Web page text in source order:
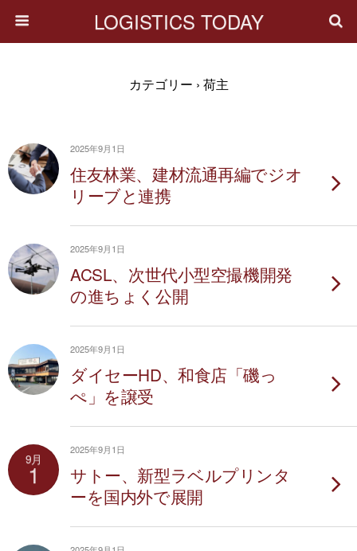
LOGISTICS TODAY
カテゴリー › 荷主
2025年9月1日
住友林業、建材流通再編でジオ
リーブと連携
2025年9月1日
ACSL、次世代小型空撮機開発
の進ちょく公開
2025年9月1日
ダイセーHD、和食店「磯っ
ぺ」を譲受
9月
1
2025年9月1日
サトー、新型ラベルプリンタ
ーを国内外で展開